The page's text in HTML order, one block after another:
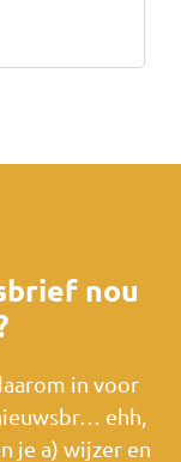
nou
in voor
ehh,
je a) wijzer en